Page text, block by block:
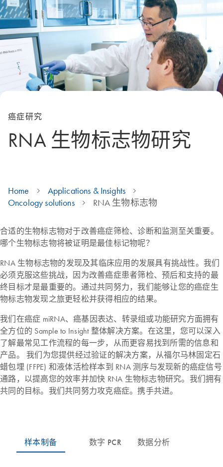
癌症研究
RNA 生物标志物研究
Home
Applications & Insights
Oncology solutions
RNA 生物标志物
合适的生物标志物对于改善癌症筛检、诊断和监测至关重要。
哪个生物标志物将被证明是最佳标记物呢？
RNA 生物标志物的发现及其临床应用的发展具有挑战性。我们
必须克服这些挑战，因为改善癌症患者筛检、预后和支持的最
终目标才是最重要的。通过共同努力，我们能够让您的癌症生
物标志物发现之旅更轻松并获得相应的结果。
我们在癌症 miRNA、癌基因表达、转录组或功能研究方面拥有
全方位的 Sample to Insight 整体解决方案。在这里，您可以深入
了解最常见工作流程的每一步，从而更容易找到所需的信息和
产品。 我们为您提供经过验证的解决方案，从福尔马林固定石
蜡包埋 (FFPE) 和液体活检样本到 RNA 测序与发现新的癌症信号
通路，以提高您的效率并加快 RNA 生物标志物研究。我们拥有
共同的目标。我们共同努力攻克癌症。携手共进。